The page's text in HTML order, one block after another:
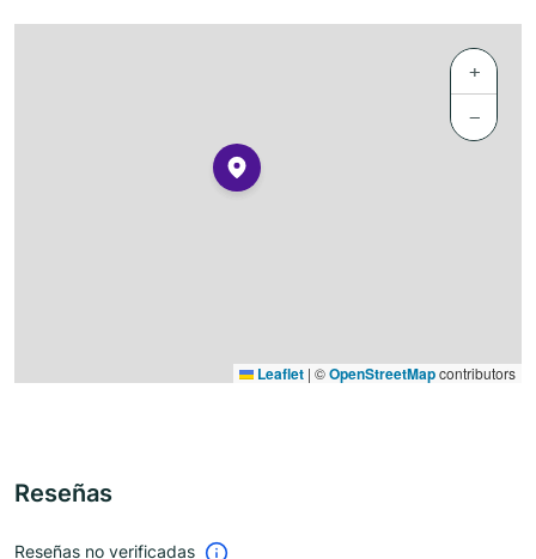
+
−
Leaflet | ©OpenStreetMapcontributors
Reseñas
Reseñas no verificadas